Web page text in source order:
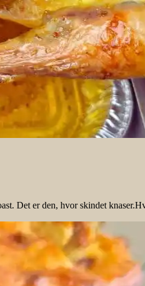
Det er den, hvor skindet